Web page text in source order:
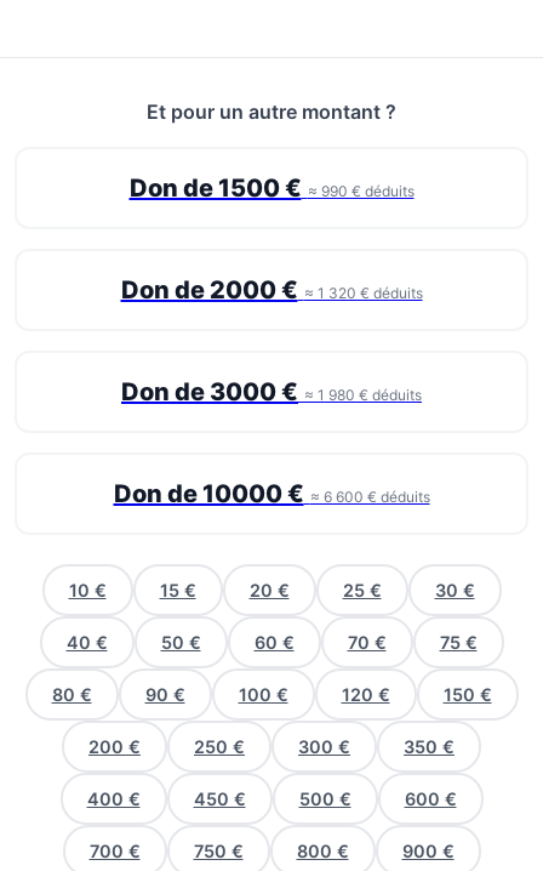
Et pour un autre montant ?
Don de 1500 € ≈ 990 € déduits
Don de 2000 € ≈ 1 320 € déduits
Don de 3000 € ≈ 1 980 € déduits
Don de 10000 € ≈ 6 600 € déduits
10 € 15 € 20 € 25 € 30 €
40 € 50 € 60 € 70 € 75 €
80 € 90 € 100 € 120 € 150 €
200 € 250 € 300 € 350 €
400 € 450 € 500 € 600 €
700 € 750 € 800 € 900 €